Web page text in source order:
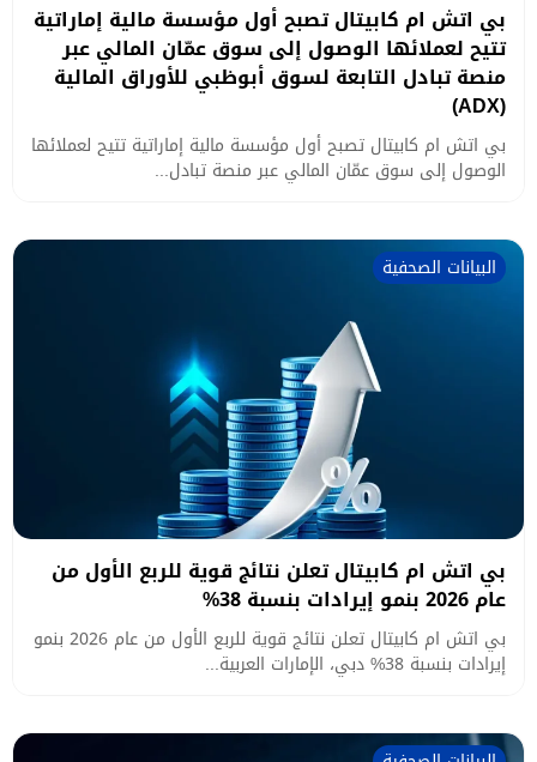
بي اتش ام كابيتال تصبح أول مؤسسة مالية إماراتية
تتيح لعملائها الوصول إلى سوق عمّان المالي عبر
منصة تبادل التابعة لسوق أبوظبي للأوراق المالية
(ADX)
بي اتش ام كابيتال تصبح أول مؤسسة مالية إماراتية تتيح لعملائها
الوصول إلى سوق عمّان المالي عبر منصة تبادل...
البيانات الصحفية
بي اتش ام كابيتال تعلن نتائج قوية للربع الأول من
عام 2026 بنمو إيرادات بنسبة 38%
بي اتش ام كابيتال تعلن نتائج قوية للربع الأول من عام 2026 بنمو
إيرادات بنسبة 38% دبي، الإمارات العربية...